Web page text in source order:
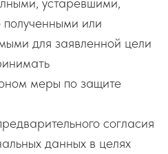
или
для заявленной цели
меры по защите
согласия
данных в целях